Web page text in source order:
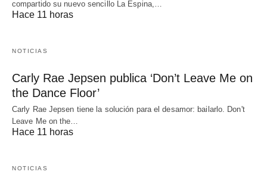
compartido su nuevo sencillo La Espina,…
Hace 11 horas
NOTICIAS
Carly Rae Jepsen publica ‘Don’t Leave Me on
the Dance Floor’
Carly Rae Jepsen tiene la solución para el desamor: bailarlo. Don't
Leave Me on the…
Hace 11 horas
NOTICIAS